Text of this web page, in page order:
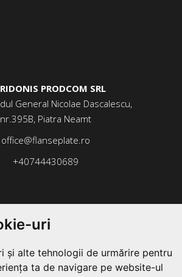
uri
și alte tehnologii de urmărire pentru
ta de navigare pe website-ul
PRODCOM SRL
General Nicolae Dascalescu,
nr.395B, Piatra Neamt
office@flanseplate.ro
+40744430689